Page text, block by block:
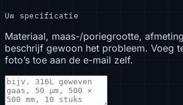
Uw specificatie
Materiaal, maas-/poriegrootte,
beschrijf gewoon het probleem. Voeg
foto’s toe aan de e-mail zelf.